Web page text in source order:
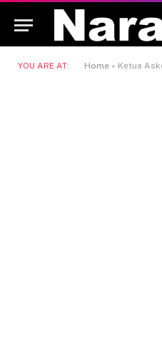
YOU ARE AT: Home » Ketua Askot